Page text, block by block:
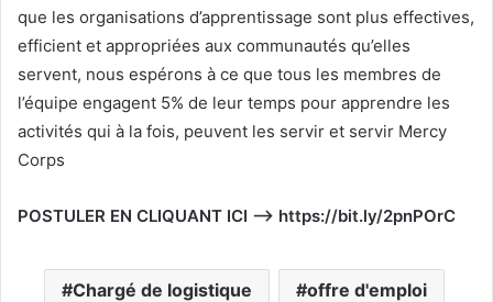
que les organisations d’apprentissage sont plus effectives,
efficient et appropriées aux communautés qu’elles
servent, nous espérons à ce que tous les membres de
l’équipe engagent 5% de leur temps pour apprendre les
activités qui à la fois, peuvent les servir et servir Mercy
Corps
POSTULER EN CLIQUANT ICI —> https://bit.ly/2pnPOrC
Chargé de logistique offre d'emploi